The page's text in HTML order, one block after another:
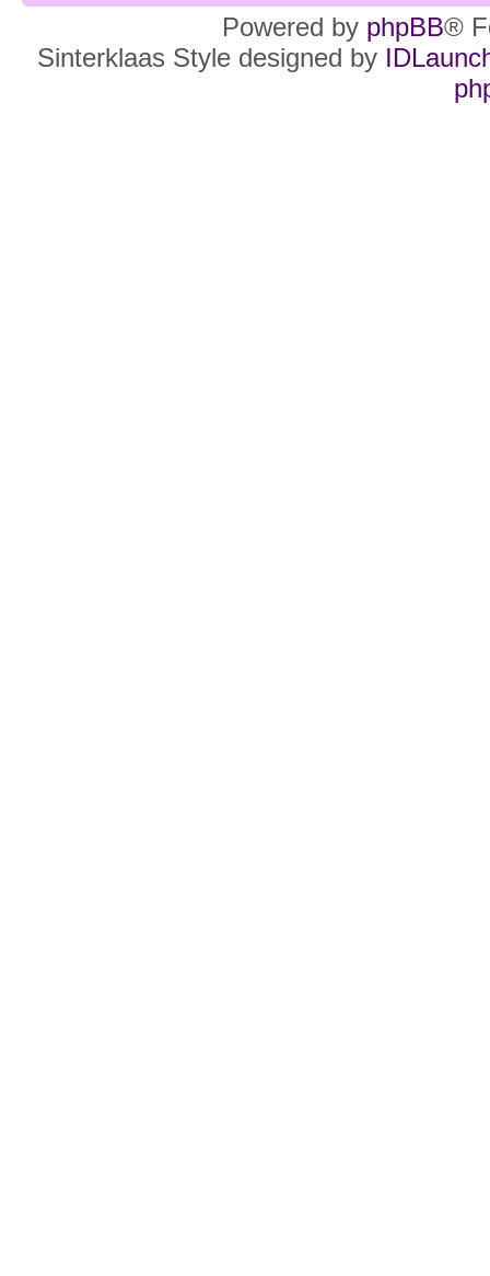
Powered by phpBB®
Sinterklaas Style designed by